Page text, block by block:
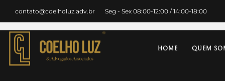
contato@coelholuz.adv.br Seg - Sex 08:00-12:00 / 14:00-18:00
HOME QUEM